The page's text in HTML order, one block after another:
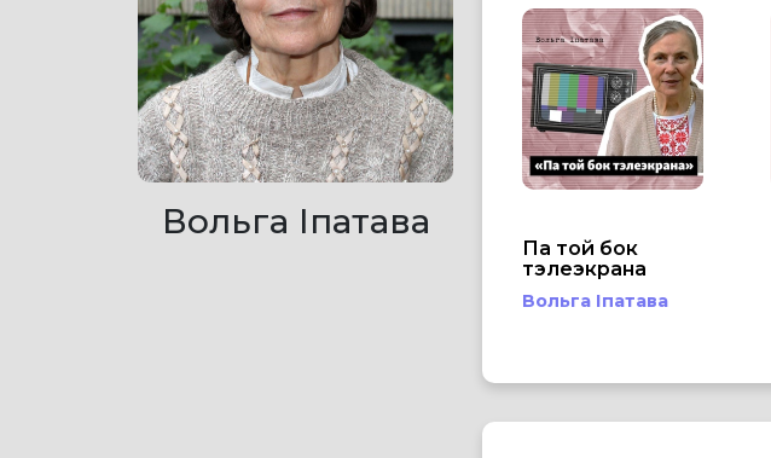
Вольга Іпатава
Па той бок
тэлеэкрана
Вольга Іпатава